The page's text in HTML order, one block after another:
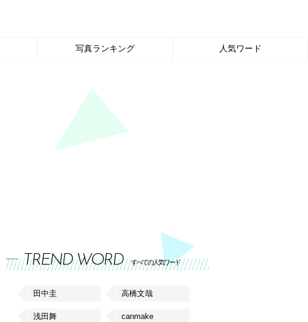
写真ランキング 人気ワード
TREND WORD すべての人気ワード
田中圭 高橋文哉
浅田舞 canmake